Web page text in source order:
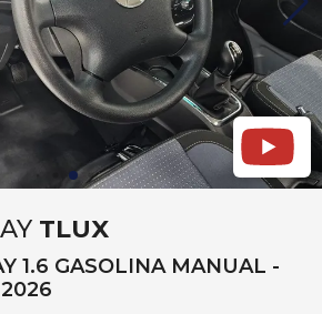
TLUX
1.6 GASOLINA MANUAL -